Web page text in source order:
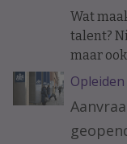
Wat
talent?
maar
ervaring
langere